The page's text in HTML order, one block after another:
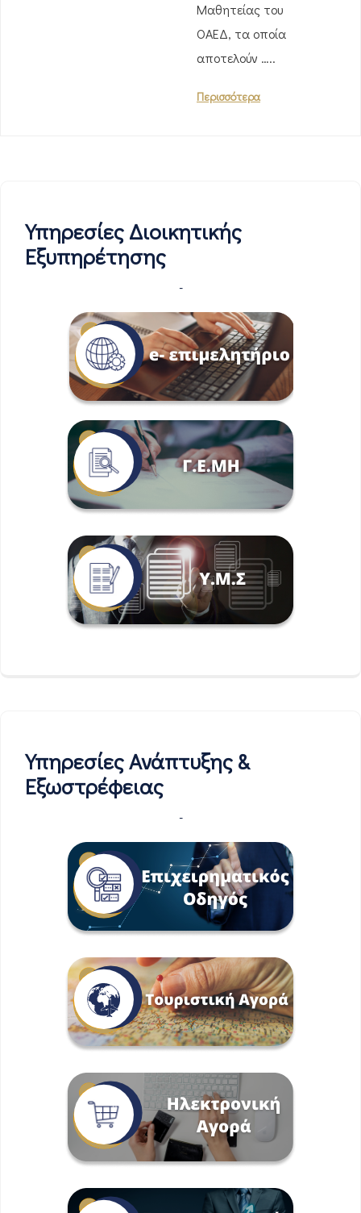
Μαθητείας του
ΟΑΕΔ, τα οποία
αποτελούν …..
Περισσότερα
Υπηρεσίες Διοικητικής
Εξυπηρέτησης
-
Υπηρεσίες Ανάπτυξης &
Εξωστρέφειας
-